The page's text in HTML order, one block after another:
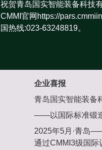
祝贺青岛国实智能装备科技
CMMI官网https://
国热线:023-63248819。
企业喜报
青岛国实智能装备
——以国际标准锻
2025年5月·青岛
通过CMMI3级国际